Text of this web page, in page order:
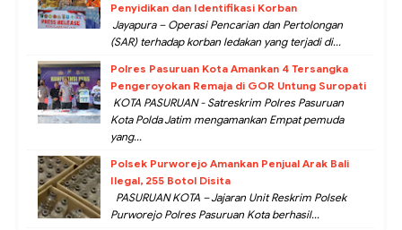
Penyidikan dan Identifikasi Korban
Jayapura – Operasi Pencarian dan Pertolongan
(SAR) terhadap korban ledakan yang terjadi di...
Polres Pasuruan Kota Amankan 4 Tersangka
Pengeroyokan Remaja di GOR Untung Suropati
KOTA PASURUAN - Satreskrim Polres Pasuruan
Kota Polda Jatim mengamankan Empat pemuda
yang...
Polsek Purworejo Amankan Penjual Arak Bali
Ilegal, 255 Botol Disita
PASURUAN KOTA – Jajaran Unit Reskrim Polsek
Purworejo Polres Pasuruan Kota berhasil...